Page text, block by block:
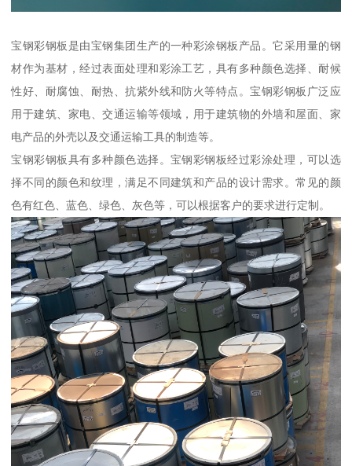
宝钢彩钢板是由宝钢集团生产的一种彩涂钢板产品。它采用量的钢
材作为基材，经过表面处理和彩涂工艺，具有多种颜色选择、耐候
性好、耐腐蚀、耐热、抗紫外线和防火等特点。宝钢彩钢板广泛应
用于建筑、家电、交通运输等领域，用于建筑物的外墙和屋面、家
电产品的外壳以及交通运输工具的制造等。
宝钢彩钢板具有多种颜色选择。宝钢彩钢板经过彩涂处理，可以选
择不同的颜色和纹理，满足不同建筑和产品的设计需求。常见的颜
色有红色、蓝色、绿色、灰色等，可以根据客户的要求进行定制。